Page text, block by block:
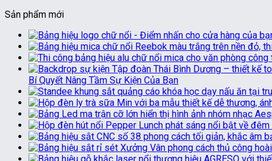
Sản phẩm mới
Bí Quyết Nâng Tầm Sự Kiện Của Bạn